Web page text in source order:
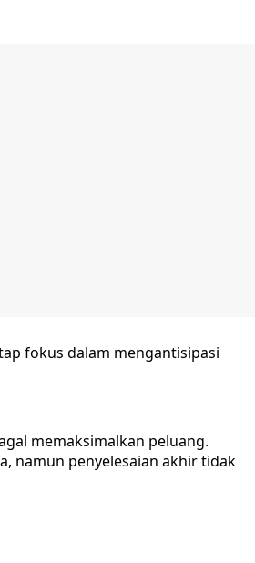
fokus dalam mengantisipasi
memaksimalkan peluang.
namun penyelesaian akhir tidak